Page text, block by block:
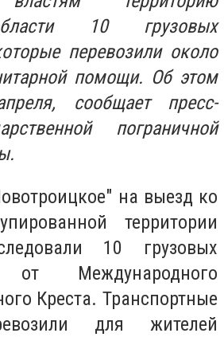
10 грузовых
перевозили около
помощи. Об этом
сообщает пресс-
пограничной
на выезд ко
территории
10 грузовых
от Международного
Креста. Транспортные
для жителей